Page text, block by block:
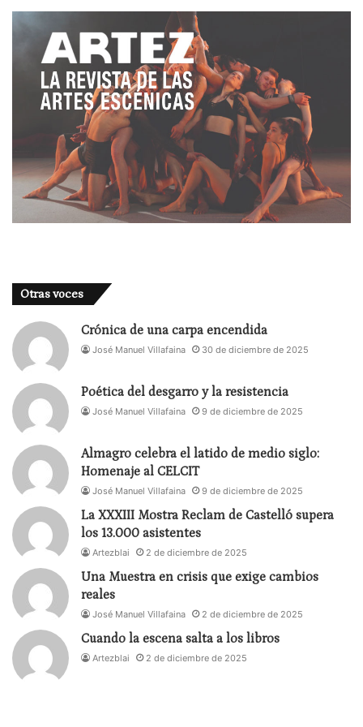
absurda, esta obra desgrana las dudas, las
expectativas, las dificultades, la fantasía, las
distracciones, los miedos que suscitan esa
creación.
‘Manuela,
el vuelo
infinito’
El viernes y el sábado se estrenarán
Milagros Galiano(La Mirador), un estudio sobre la
luz en su relación con el cuerpo, la voz, el gesto y el
movimiento, yFurde Al descubierto physical
theatre, en la sala exlímite. Y el sábado y
domingo
El alma como esfera perfecta
Vallaure Teatro Pradillomira al mundo clásico y la
filosofía estoica para reflexionar sobre el presente.
En plena moda del denominado true crime en
documentales y series en torno a sonados casos
criminales, Teatro Lagrada (sábado y domingo) se
Otras voces
Crónica de una carpa encendida
José Manuel Villafaina 30 de diciembre de 2025
Poética del desgarro y la resistencia
José Manuel Villafaina 9 de diciembre de 2025
Almagro celebra el latido de medio siglo:
Homenaje al CELCIT
José Manuel Villafaina 9 de diciembre de 2025
La XXXIII Mostra Reclam de Castelló supera
los 13.000 asistentes
Artezblai 2 de diciembre de 2025
Una Muestra en crisis que exige cambios
reales
José Manuel Villafaina 2 de diciembre de 2025
Cuando la escena salta a los libros
Artezblai 2 de diciembre de 2025